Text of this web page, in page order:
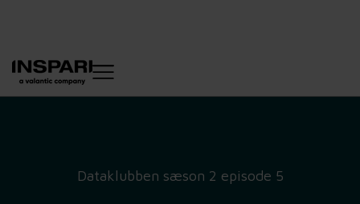
Dataklubben sæson 2 episode 5